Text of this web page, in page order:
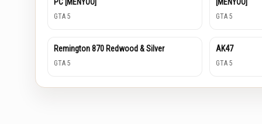
PC [MENYOO]
GTA 5
[MENYOO]
GTA 5
Remington 870 Redwood & Silver
GTA 5
AK47
GTA 5